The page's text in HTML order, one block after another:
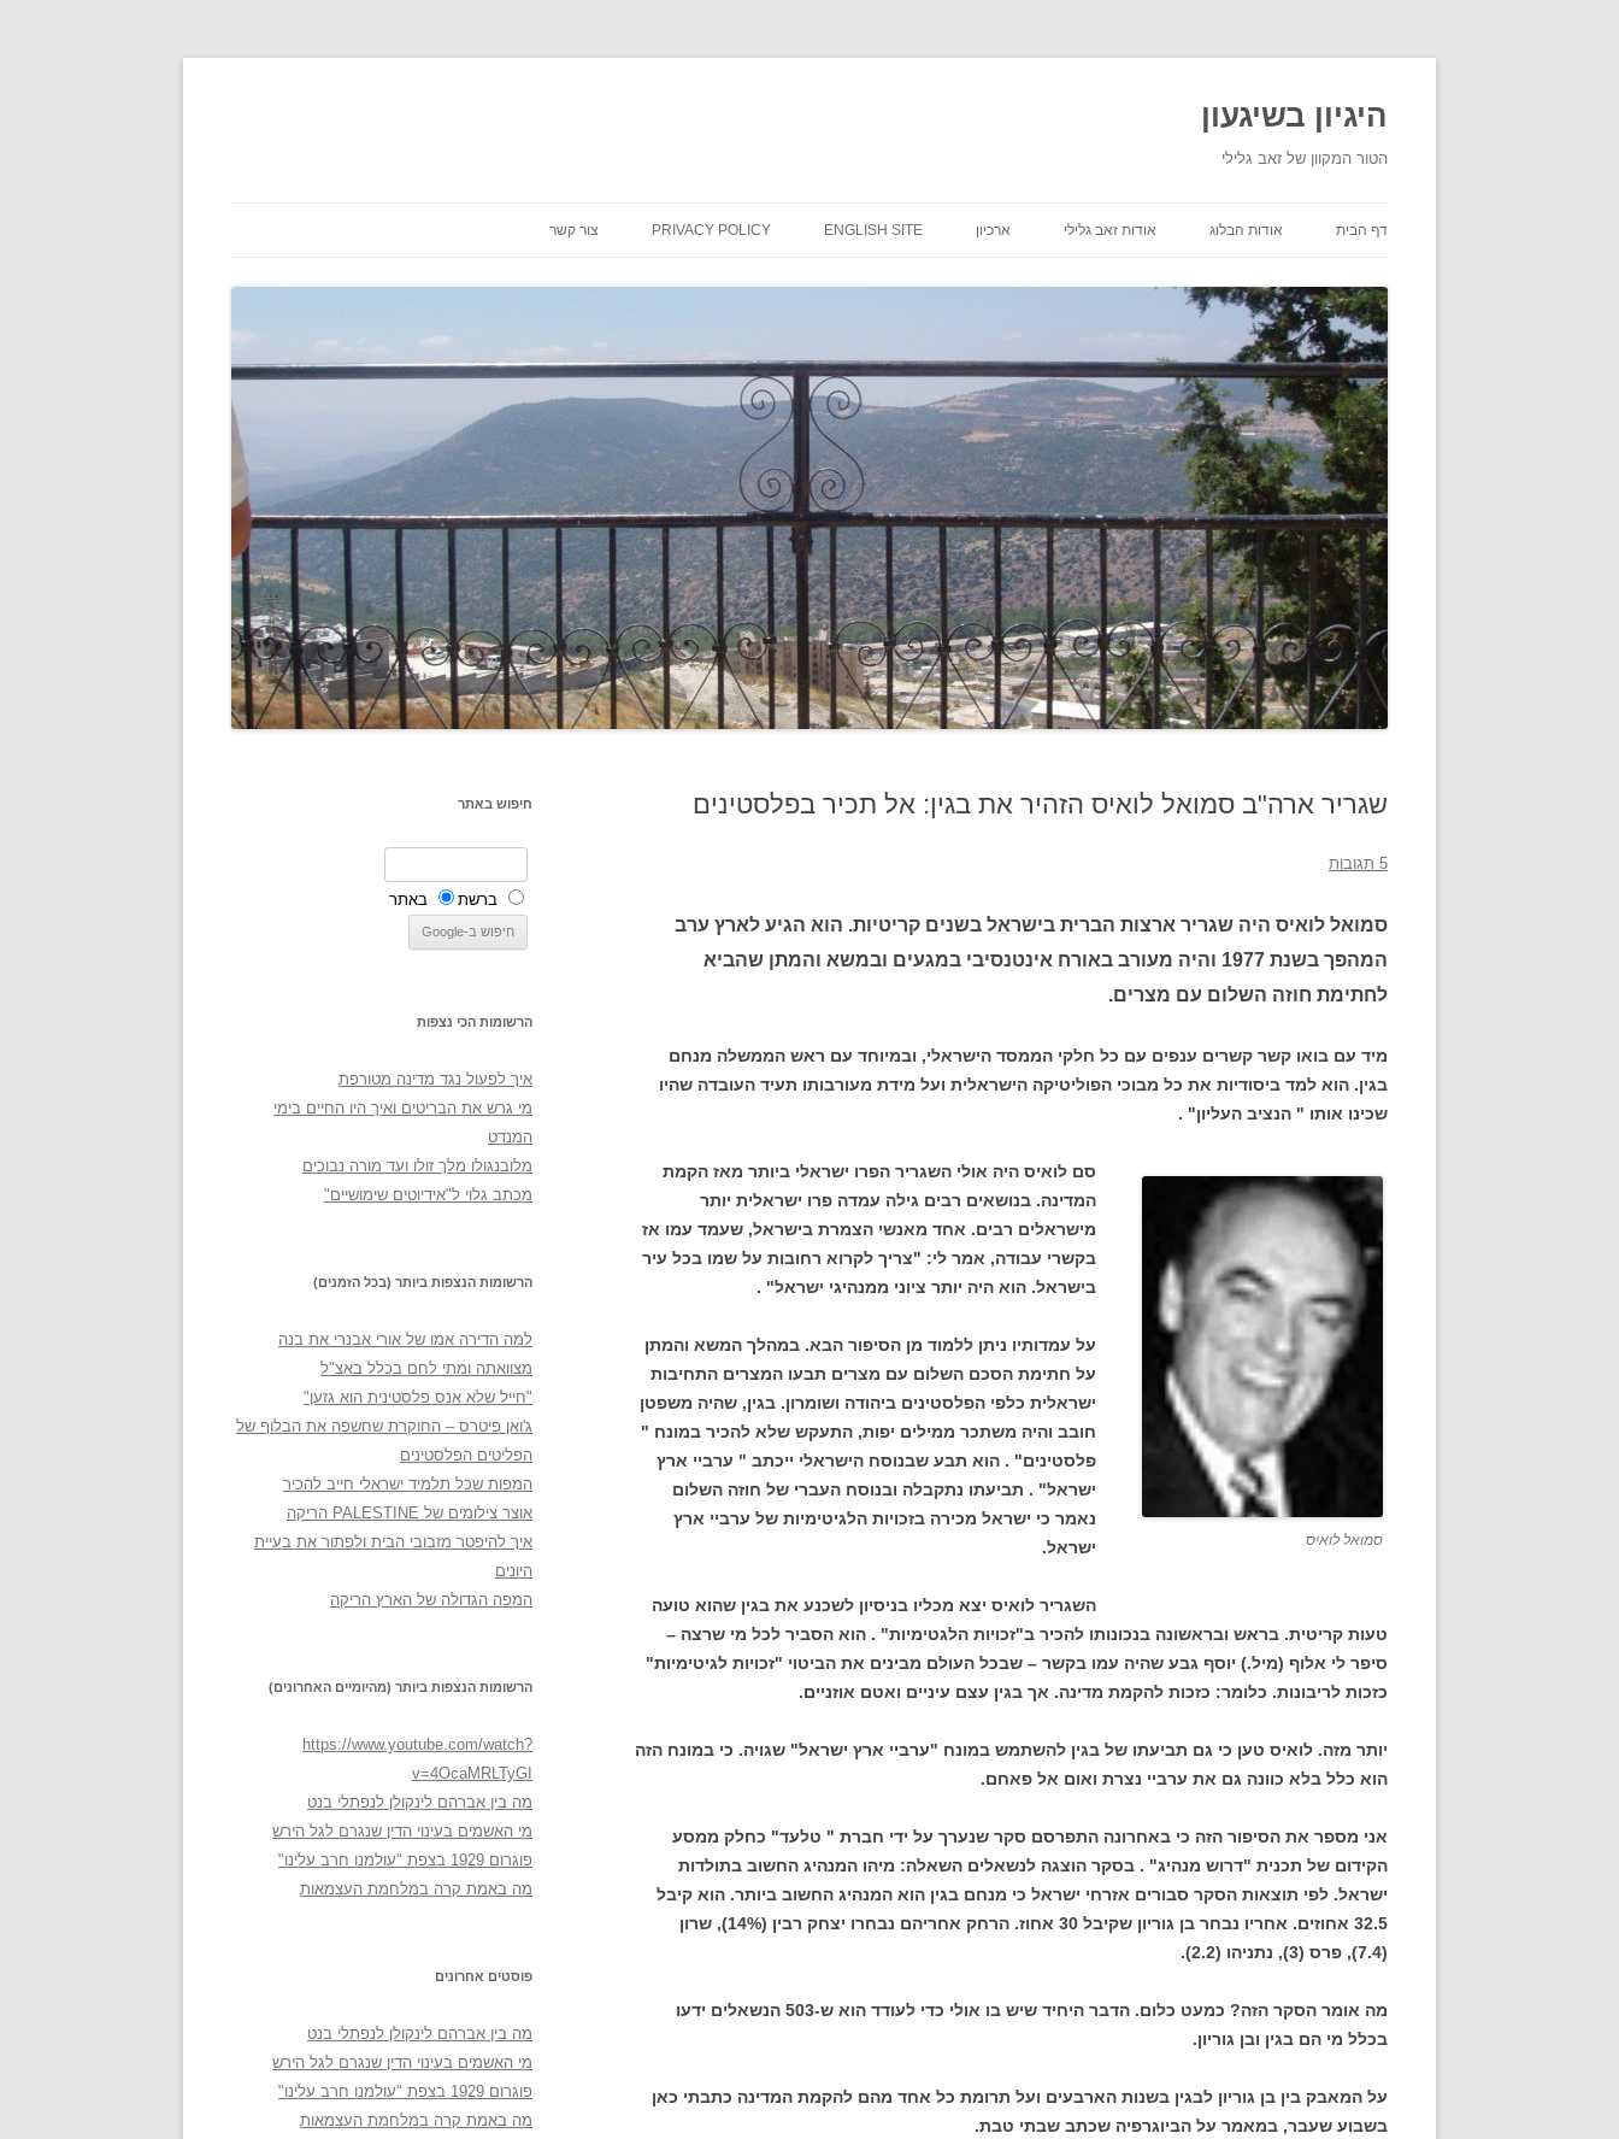
היגיון בשיגעון
הטור המקוון של זאב גלילי
דף הבית אודות הבלוג אודות זאב גלילי ארכיון ENGLISH SITE
PRIVACY POLICY צור קשר
שגריר ארה"ב סמואל לואיס הזהיר את בגין: אל תכיר בפלסטינים
5 תגובות
סמואל לואיס היה שגריר ארצות הברית בישראל בשנים קריטיות. הוא הגיע לארץ ערב
המהפך בשנת 1977 והיה מעורב באורח אינטנסיבי במגעים ובמשא והמתן שהביא
לחתימת חוזה השלום עם מצרים.
מיד עם בואו קשר קשרים ענפים עם כל חלקי הממסד הישראלי, ובמיוחד עם ראש הממשלה מנחם
בגין. הוא למד ביסודיות את כל מבוכי הפוליטיקה הישראלית ועל מידת מעורבותו תעיד העובדה שהיו
שכינו אותו " הנציב העליון" .
סמואל לואיס
סם לואיס היה אולי השגריר הפרו ישראלי ביותר מאז הקמת
המדינה. בנושאים רבים גילה עמדה פרו ישראלית יותר
מישראלים רבים. אחד מאנשי הצמרת בישראל, שעמד עמו אז
בקשרי עבודה, אמר לי: "צריך לקרוא רחובות על שמו בכל עיר
בישראל. הוא היה יותר ציוני ממנהיגי ישראל" .
על עמדותיו ניתן ללמוד מן הסיפור הבא. במהלך המשא והמתן
על חתימת הסכם השלום עם מצרים תבעו המצרים התחיבות
ישראלית כלפי הפלסטינים ביהודה ושומרון. בגין, שהיה משפטן
חובב והיה משתכר ממילים יפות, התעקש שלא להכיר במונח "
פלסטינים" . הוא תבע שבנוסח הישראלי ייכתב " ערביי ארץ
ישראל" . תביעתו נתקבלה ובנוסח העברי של חוזה השלום
נאמר כי ישראל מכירה בזכויות הלגיטימיות של ערביי ארץ
ישראל.
השגריר לואיס יצא מכליו בניסיון לשכנע את בגין שהוא טועה
טעות קריטית. בראש ובראשונה בנכונותו להכיר ב"זכויות הלגטימיות" . הוא הסביר לכל מי שרצה –
סיפר לי אלוף (מיל.) יוסף גבע שהיה עמו בקשר – שבכל העולם מבינים את הביטוי "זכויות לגיטימיות"
כזכות לריבונות. כלומר: כזכות להקמת מדינה. אך בגין עצם עיניים ואטם אוזניים.
יותר מזה. לואיס טען כי גם תביעתו של בגין להשתמש במונח "ערביי ארץ ישראל" שגויה. כי במונח הזה
הוא כלל בלא כוונה גם את ערביי נצרת ואום אל פאחם.
אני מספר את הסיפור הזה כי באחרונה התפרסם סקר שנערך על ידי חברת " טלעד" כחלק ממסע
הקידום של תכנית "דרוש מנהיג" . בסקר הוצגה לנשאלים השאלה: מיהו המנהיג החשוב בתולדות
ישראל. לפי תוצאות הסקר סבורים אזרחי ישראל כי מנחם בגין הוא המנהיג החשוב ביותר. הוא קיבל
32.5 אחוזים. אחריו נבחר בן גוריון שקיבל 30 אחוז. הרחק אחריהם נבחרו יצחק רבין (14%), שרון
(7.4), פרס (3), נתניהו (2.2).
מה אומר הסקר הזה? כמעט כלום. הדבר היחיד שיש בו אולי כדי לעודד הוא ש-503 הנשאלים ידעו
בכלל מי הם בגין ובן גוריון.
על המאבק בין בן גוריון לבגין בשנות הארבעים ועל תרומת כל אחד מהם להקמת המדינה כתבתי כאן
בשבוע שעבר, במאמר על הביוגרפיה שכתב שבתי טבת.
חיפוש באתר
ברשת באתר
הרשומות הכי נצפות
איך לפעול נגד מדינה מטורפת
מי גרש את הבריטים ואיך היו החיים בימי
המנדט
מלובנגולו מלך זולו ועד מורה נבוכים
מכתב גלוי ל"אידיוטים שימושיים"
הרשומות הנצפות ביותר (בכל הזמנים)
למה הדירה אמו של אורי אבנרי את בנה
מצוואתה ומתי לחם בכלל באצ"ל
"חייל שלא אנס פלסטינית הוא גזען"
ג'ואן פיטרס – החוקרת שחשפה את הבלוף של
הפליטים הפלסטינים
המפות שכל תלמיד ישראלי חייב להכיר
אוצר צילומים של PALESTINE הריקה
איך להיפטר מזבובי הבית ולפתור את בעיית
היונים
המפה הגדולה של הארץ הריקה
הרשומות הנצפות ביותר (מהיומיים האחרונים)
https://www.youtube.com/watch?
v=4OcaMRLTyGI
מה בין אברהם לינקולן לנפתלי בנט
מי האשמים בעינוי הדין שנגרם לגל הירש
פוגרום 1929 בצפת "עולמנו חרב עלינו"
מה באמת קרה במלחמת העצמאות
פוסטים אחרונים
מה בין אברהם לינקולן לנפתלי בנט
מי האשמים בעינוי הדין שנגרם לגל הירש
פוגרום 1929 בצפת "עולמנו חרב עלינו"
מה באמת קרה במלחמת העצמאות